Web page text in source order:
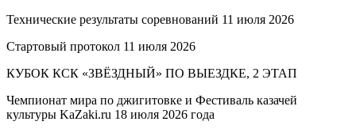
Технические результаты соревнований 11 июля 2026
Стартовый протокол 11 июля 2026
КУБОК КСК «ЗВЁЗДНЫЙ» ПО ВЫЕЗДКЕ, 2 ЭТАП
Чемпионат мира по джигитовке и Фестиваль казачей
культуры KaZaki.ru 18 июля 2026 года